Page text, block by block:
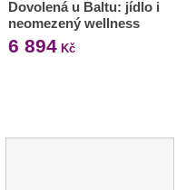
Dovolená u Baltu: jídlo i
neomezený wellness
6 894Kč